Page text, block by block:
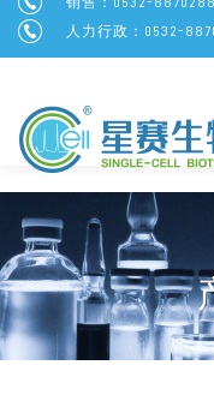
销售：0532-
人力行政：0532-